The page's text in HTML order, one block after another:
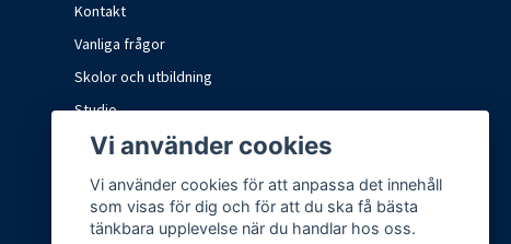
Kontakt
Vanliga frågor
Skolor och utbildning
Studio
Marknader och mässor
Vi använder cookies
Vi använder cookies för att anpassa det innehåll
som visas för dig och för att du ska få bästa
tänkbara upplevelse när du handlar hos oss.